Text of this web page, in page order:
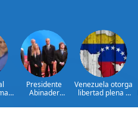
Presidente
Abinader
en Colombia y
Venezuela otorga
libertad plena a
Lourdes Afiuni